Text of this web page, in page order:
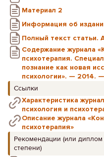
Материал 2
Информация об
Полный текст статьи.
Содержание журнала
психотерапия.
познание как новая
психологии». — 2014.
Ссылки
Характеристика
психология и
Описание журнала
психотерапия»
Рекомендации (или
степени)